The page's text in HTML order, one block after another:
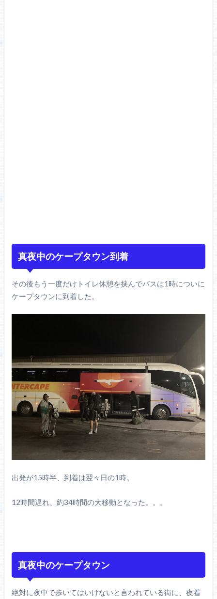
真夜中のケープタウン到着
その後もう一度だけトイレ休憩を挟んでバスは1時についに
ケープタウンに到着した。
出発が15時半、到着は翌々日の1時。
12時間遅れ、約34時間の大移動となった。。。
真夜中のケープタウン
絶対に夜中で歩いてはいけないと言われている街に、夜着